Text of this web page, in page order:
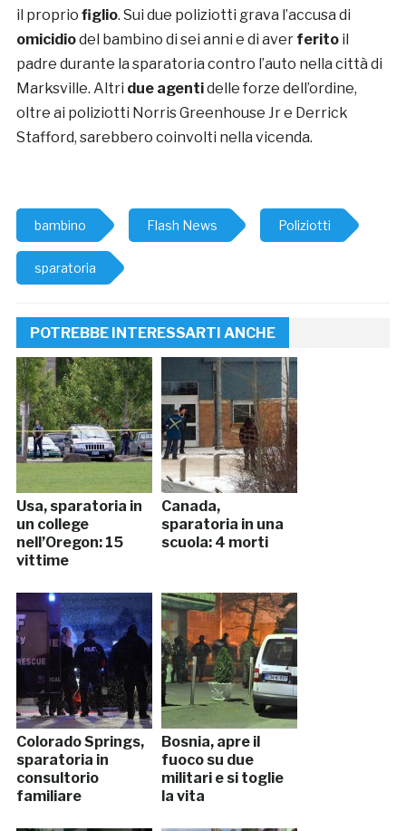
il proprio figlio. Sui due poliziotti grava l’accusa di
omicidiodel bambino di sei anni e di aver feritoil
padre durante la sparatoria contro l’auto nella città di
Marksville. Altri due agentidelle forze dell’ordine,
oltre ai poliziotti Norris Greenhouse Jr e Derrick
Stafford, sarebbero coinvolti nella vicenda.
bambino Flash News Poliziotti
sparatoria
POTREBBE INTERESSARTI ANCHE
Usa, sparatoria in
un college
nell’Oregon: 15
vittime
Canada,
sparatoria in una
scuola: 4 morti
Colorado Springs,
sparatoria in
consultorio
familiare
Bosnia, apre il
fuoco su due
militari e si toglie
la vita